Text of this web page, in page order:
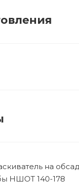
на
НШОТ 140-178